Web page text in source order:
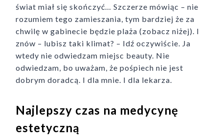
świat miał się skończyć… Szczerze mówiąc – nie
rozumiem tego zamieszania, tym bardziej że za
chwilę w gabinecie będzie plaża (zobacz niżej). I
znów – lubisz taki klimat? – Idź oczywiście. Ja
wtedy nie odwiedzam miejsc beauty. Nie
odwiedzam, bo uważam, że pośpiech nie jest
dobrym doradcą. I dla mnie. I dla lekarza.
Najlepszy czas na medycynę
estetyczną